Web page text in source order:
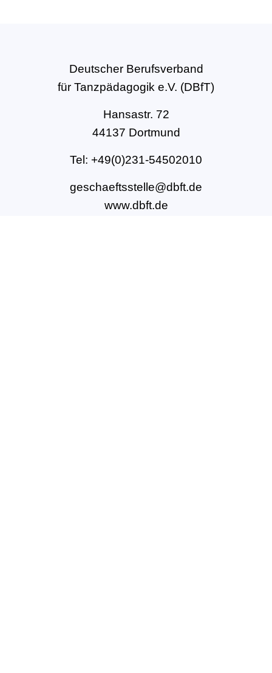
Deutscher Berufsverband
für Tanzpädagogik e.V. (DBfT)
Hansastr. 72
44137 Dortmund
Tel: +49(0)231-54502010
geschaeftsstelle@dbft.de
www.dbft.de